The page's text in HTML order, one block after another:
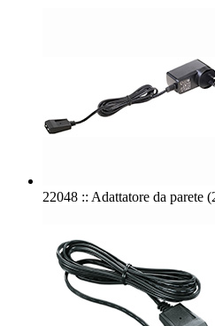
22048 :: Adattatore da